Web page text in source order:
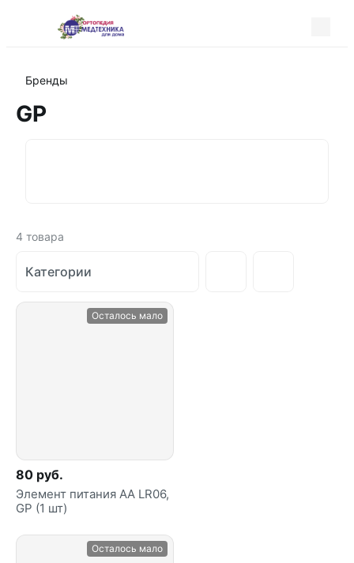
Бренды
GP
4 товара
Категории
Осталось мало
80 руб.
Элемент питания АА LR06,
GP (1 шт)
Осталось мало